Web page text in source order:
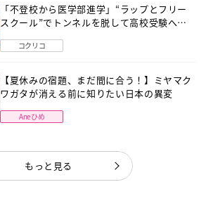
「不登校から医学部進学」“ラップとフリー
スクール”でトンネルを脱して高校受験へ
コクリコ
【夏休みの宿題、まだ間に合う！】ミヤマク
ワガタが消える前に知りたい日本の異変
Aneひめ
もっと見る